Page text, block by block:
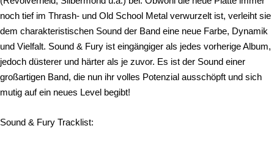
noch tief im Thrash- und Old School Metal verwurzelt ist, verleiht sie
dem charakteristischen Sound der Band eine neue Farbe, Dynamik
und Vielfalt. Sound & Fury ist eingängiger als jedes vorherige Album,
jedoch düsterer und härter als je zuvor. Es ist der Sound einer
großartigen Band, die nun ihr volles Potenzial ausschöpft und sich
mutig auf ein neues Level begibt!
Sound & Fury Tracklist: